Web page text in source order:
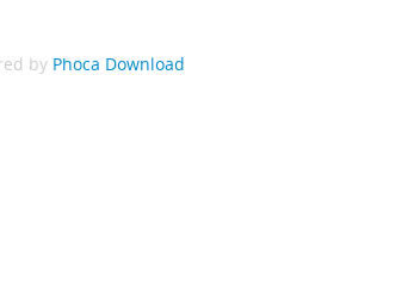
by Phoca Download